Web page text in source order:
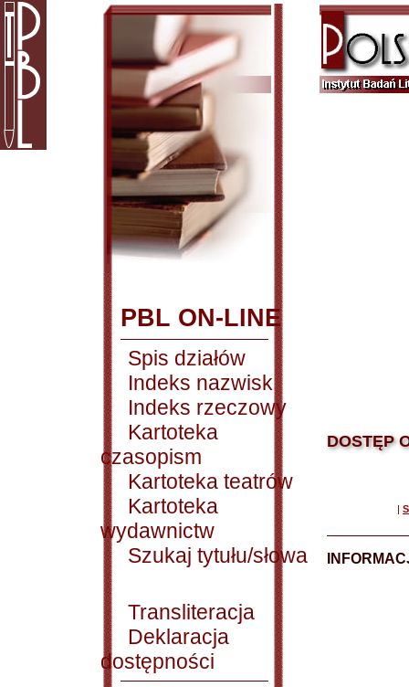
PBL ON-LINE
Spis działów
Indeks nazwisk
Indeks rzeczowy
Kartoteka
czasopism
Kartoteka teatrów
Kartoteka
wydawnictw
Szukaj tytułu/słowa
Transliteracja
Deklaracja
dostępności
DOSTĘP
|